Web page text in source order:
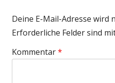
Deine E-Mail-Adresse wird
Erforderliche Felder sind
Kommentar*